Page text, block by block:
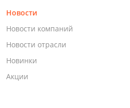
Новости
Новости компаний
Новости отрасли
Новинки
Акции